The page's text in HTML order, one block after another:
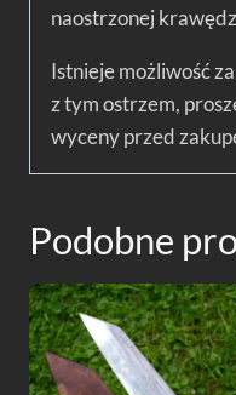
naostrzonej
Istnieje możliwość
z tym ostrzem,
wyceny przed
Podobne